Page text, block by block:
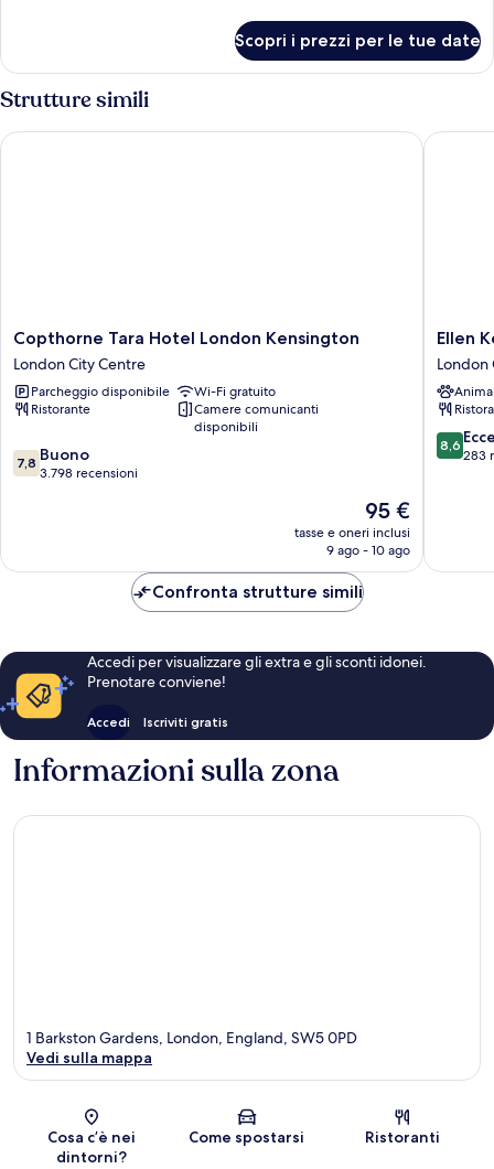
room
Scopri i prezzi per le tue date
Strutture simili
Copthorne
Tara
Hotel
London
Kensington
City
Centre
Copthorne Tara Hotel London Kensington
London City Centre
Parcheggio disponibile
Wi-Fi gratuito
Ristorante
Camere comunicanti
disponibili
7.8
su
7,8 Buono
3.798 recensioni
Il
prezzo
attuale
95 €
tasse e oneri inclusi
9 ago - 10 ago
Copthorne Tara Hotel London Kensington
Ellen
London
City
Centre
Ellen
London
8.6
su
8,6
283
Ellen
Confronta strutture simili
Accedi per visualizzare gli extra e gli sconti idonei.
Prenotare conviene!
Accedi Iscriviti gratis
Informazioni sulla zona
Mappa
1 Barkston Gardens, London, England, SW5 0PD
Vedi sulla mappa
Cosa c’è nei
dintorni?
Come spostarsi Ristoranti